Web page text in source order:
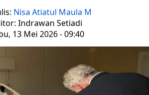
Nisa Atiatul Maula M
Indrawan Setiadi
13 Mei 2026 - 09:40